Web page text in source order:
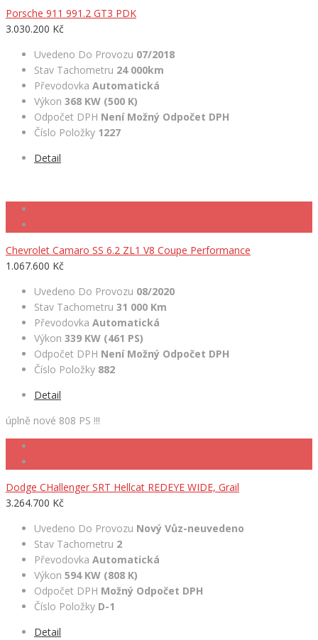
Porsche 911 991.2 GT3 PDK
3.030.200 Kč
Uvedeno Do Provozu 07/2018
Stav Tachometru 24 000km
Převodovka Automatická
Výkon 368 KW (500 K)
Odpočet DPH Není Možný Odpočet DPH
Číslo Položky 1227
Detail
Chevrolet Camaro SS 6.2 ZL1 V8 Coupe Performance
1.067.600 Kč
Uvedeno Do Provozu 08/2020
Stav Tachometru 31 000 Km
Převodovka Automatická
Výkon 339 KW (461 PS)
Odpočet DPH Není Možný Odpočet DPH
Číslo Položky 882
Detail
úplně nové 808 PS !!!
Dodge CHallenger SRT Hellcat REDEYE WIDE, Grail
3.264.700 Kč
Uvedeno Do Provozu Nový Vůz-neuvedeno
Stav Tachometru 2
Převodovka Automatická
Výkon 594 KW (808 K)
Odpočet DPH Možný Odpočet DPH
Číslo Položky D-1
Detail